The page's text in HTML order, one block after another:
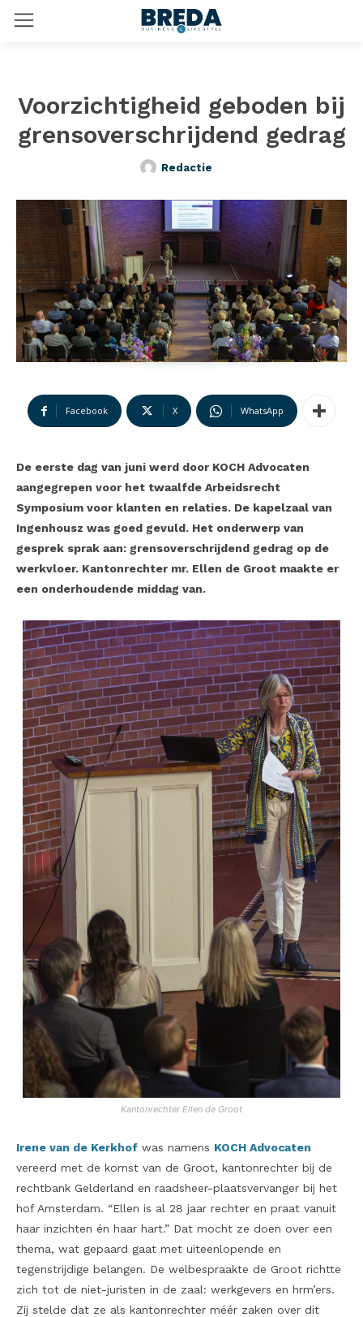
Voorzichtigheid geboden bij
grensoverschrijdend gedrag
Redactie
Facebook X WhatsApp
De eerste dag van juni werd door KOCH Advocaten
aangegrepen voor het twaalfde Arbeidsrecht
Symposium voor klanten en relaties. De kapelzaal van
Ingenhousz was goed gevuld. Het onderwerp van
gesprek sprak aan: grensoverschrijdend gedrag op de
werkvloer. Kantonrechter mr. Ellen de Groot maakte er
een onderhoudende middag van.
Kantonrechter Ellen de Groot
Irene van de Kerkhof was namens KOCH Advocaten
vereerd met de komst van de Groot, kantonrechter bij de
rechtbank Gelderland en raadsheer-plaatsvervanger bij het
hof Amsterdam. “Ellen is al 28 jaar rechter en praat vanuit
haar inzichten én haar hart.” Dat mocht ze doen over een
thema, wat gepaard gaat met uiteenlopende en
tegenstrijdige belangen. De welbespraakte de Groot richtte
zich tot de niet-juristen in de zaal: werkgevers en hrm’ers.
Zij stelde dat ze als kantonrechter méér zaken over dit